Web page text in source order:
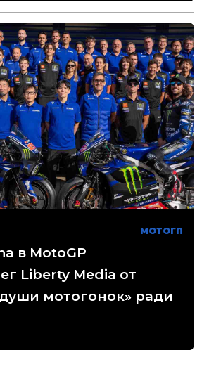
МОТОГП
в MotoGP
Liberty Media от
мотогонок» ради